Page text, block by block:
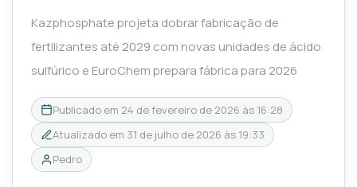
Kazphosphate projeta dobrar fabricação de
fertilizantes até 2029 com novas unidades de ácido
sulfúrico e EuroChem prepara fábrica para 2026
Publicado em 24 de fevereiro de 2026 às 16:28
Atualizado em 31 de julho de 2026 às 19:33
Pedro